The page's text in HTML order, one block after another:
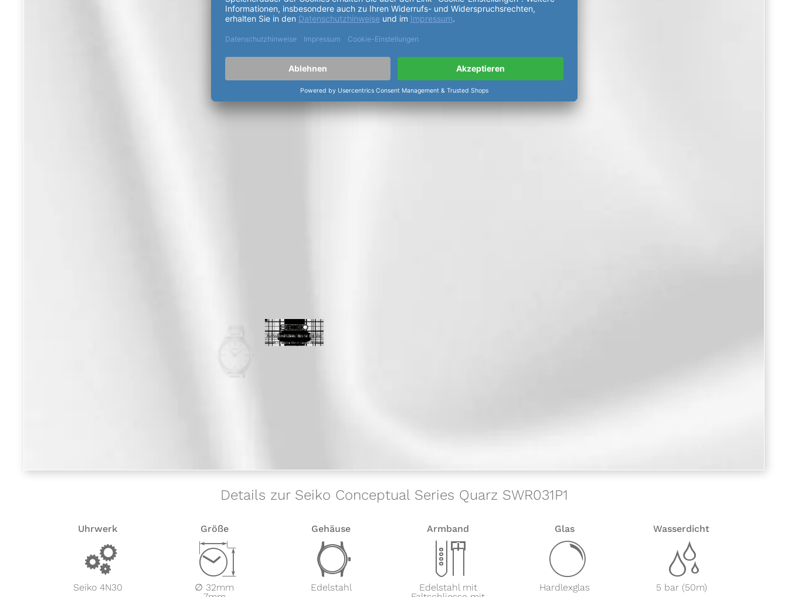
Details zur Seiko Conceptual Series Quarz SWR031P1
Uhrwerk
v
Seiko 4N30
Größe
Z
∅ 32mm
Gehäuse
w
Edelstahl
Armband
x
Edelstahl mit
Glas
y
Hardlexglas
Wasserdicht
z
5 bar (50m)